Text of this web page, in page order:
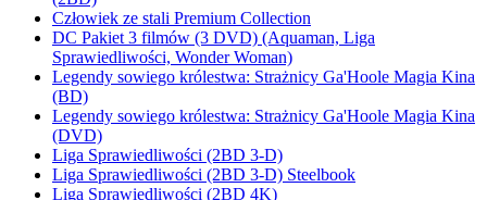
Człowiek ze stali Premium Collection
DC Pakiet 3 filmów (3 DVD) (Aquaman, Liga
Sprawiedliwości, Wonder Woman)
Legendy sowiego królestwa: Strażnicy Ga'Hoole Magia Kina
(BD)
Legendy sowiego królestwa: Strażnicy Ga'Hoole Magia Kina
(DVD)
Liga Sprawiedliwości (2BD 3-D)
Liga Sprawiedliwości (2BD 3-D) Steelbook
Liga Sprawiedliwości (2BD 4K)